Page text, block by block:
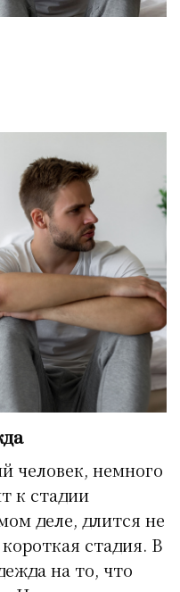
человек, немного
к стадии
деле, длится не
стадия. В
на то, что